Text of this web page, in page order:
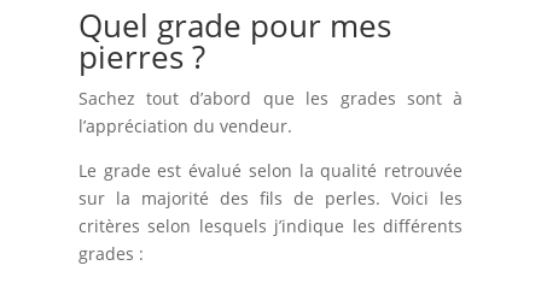
Quel grade pour mes
pierres ?
Sachez tout d’abord que les grades sont à
l’appréciation du vendeur.
Le grade est évalué selon la qualité retrouvée
sur la majorité des fils de perles. Voici les
critères selon lesquels j’indique les différents
grades :